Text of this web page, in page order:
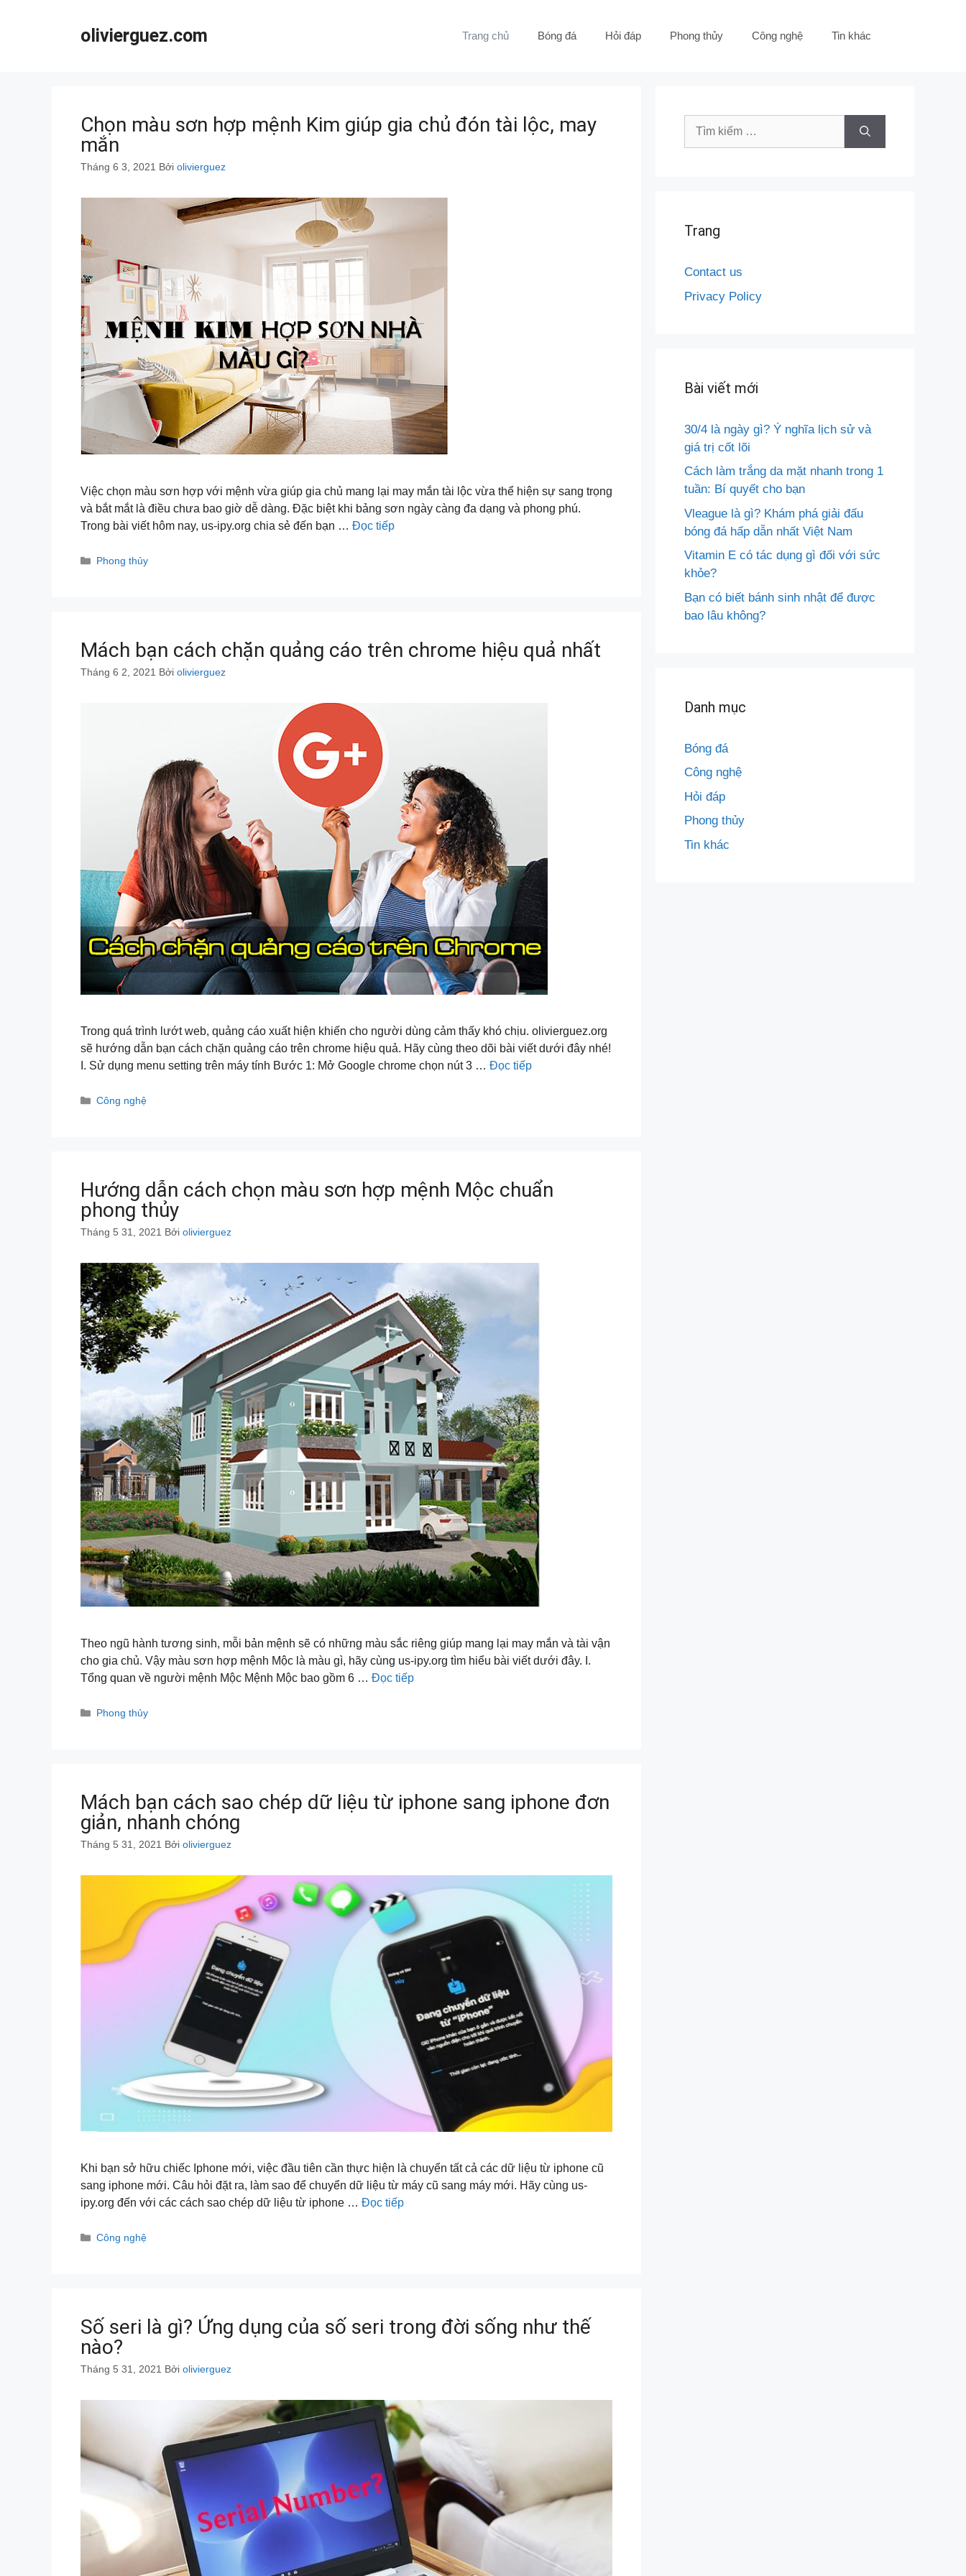
olivierguez.com Trang chủ Bóng đá Hỏi đáp Phong thủy Công nghệ Tin khác
Chọn màu sơn hợp mệnh Kim giúp gia chủ đón tài lộc, may
mắn
Tháng 6 3, 2021 Bởi olivierguez
Việc chọn màu sơn hợp với mệnh vừa giúp gia chủ mang lại may mắn tài lộc vừa thể hiện sự sang trọng
và bắt mắt là điều chưa bao giờ dễ dàng. Đặc biệt khi bảng sơn ngày càng đa dạng và phong phú.
Trong bài viết hôm nay, us-ipy.org chia sẻ đến bạn … Đọc tiếp
Danh
Phong thủy
Mách bạn cách chặn quảng cáo trên chrome hiệu quả nhất
Tháng 6 2, 2021 Bởi olivierguez
Trong quá trình lướt web, quảng cáo xuất hiện khiến cho người dùng cảm thấy khó chịu. olivierguez.org
sẽ hướng dẫn bạn cách chặn quảng cáo trên chrome hiệu quả. Hãy cùng theo dõi bài viết dưới đây nhé!
I. Sử dụng menu setting trên máy tính Bước 1: Mở Google chrome chọn nút 3 … Đọc tiếp
Danh
Công nghệ
Hướng dẫn cách chọn màu sơn hợp mệnh Mộc chuẩn
phong thủy
Tháng 5 31, 2021 Bởi olivierguez
Theo ngũ hành tương sinh, mỗi bản mệnh sẽ có những màu sắc riêng giúp mang lại may mắn và tài vận
cho gia chủ. Vậy màu sơn hợp mệnh Mộc là màu gì, hãy cùng us-ipy.org tìm hiểu bài viết dưới đây. I.
Tổng quan về người mệnh Mộc Mệnh Mộc bao gồm 6 … Đọc tiếp
Danh
Phong thủy
Mách bạn cách sao chép dữ liệu từ iphone sang iphone đơn
giản, nhanh chóng
Tháng 5 31, 2021 Bởi olivierguez
Khi bạn sở hữu chiếc Iphone mới, việc đầu tiên cần thực hiện là chuyển tất cả các dữ liệu từ iphone cũ
sang iphone mới. Câu hỏi đặt ra, làm sao để chuyển dữ liệu từ máy cũ sang máy mới. Hãy cùng us-
ipy.org đến với các cách sao chép dữ liệu từ iphone … Đọc tiếp
Danh
Công nghệ
Số seri là gì? Ứng dụng của số seri trong đời sống như thế
nào?
Tháng 5 31, 2021 Bởi olivierguez
Tìm
Trang
Contact us
Privacy Policy
Bài viết mới
30/4 là ngày gì? Ý nghĩa lịch sử và
giá trị cốt lõi
Cách làm trắng da mặt nhanh trong 1
tuần: Bí quyết cho bạn
Vleague là gì? Khám phá giải đấu
bóng đá hấp dẫn nhất Việt Nam
Vitamin E có tác dụng gì đối với sức
khỏe?
Bạn có biết bánh sinh nhật để được
bao lâu không?
Danh mục
Bóng đá
Công nghệ
Hỏi đáp
Phong thủy
Tin khác